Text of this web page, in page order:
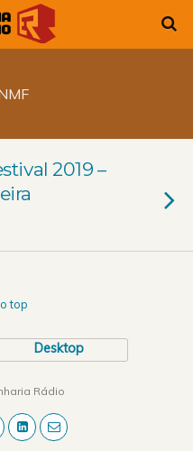
2019 –
top
Desktop
Rádio